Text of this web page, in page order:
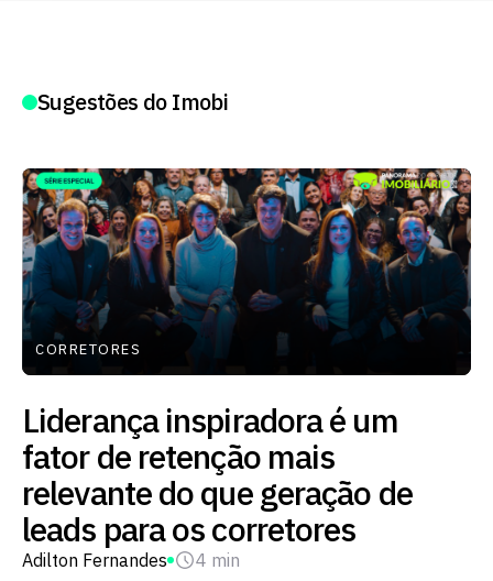
Sugestões do Imobi
CORRETORES
Liderança inspiradora é um
fator de retenção mais
relevante do que geração de
leads para os corretores
Adilton Fernandes 4 min